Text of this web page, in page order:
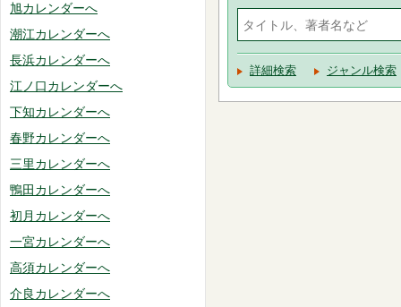
旭カレンダーへ
潮江カレンダーへ
長浜カレンダーへ
江ノ口カレンダーへ
下知カレンダーへ
春野カレンダーへ
三里カレンダーへ
鴨田カレンダーへ
初月カレンダーへ
一宮カレンダーへ
高須カレンダーへ
介良カレンダーへ
詳細検索 ジャンル検索